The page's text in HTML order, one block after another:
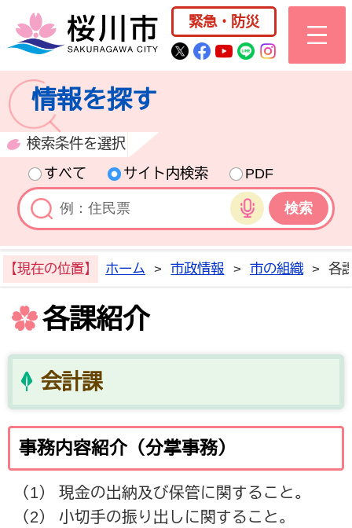
桜川市公式ホー
緊急・防災
桜川市公式Twitter
桜川市公式
桜川市公式
桜川市公式
情報を探す
検索条件を選択
すべて
サイト内検索
PDF
音声検索
【現在の位置】 ホーム > 市政情報 > 市の組織 > 各
各課紹介
会計課
事務内容紹介（分掌事務）
（1） 現金の出納及び保管に関すること。
（2） 小切手の振り出しに関すること。